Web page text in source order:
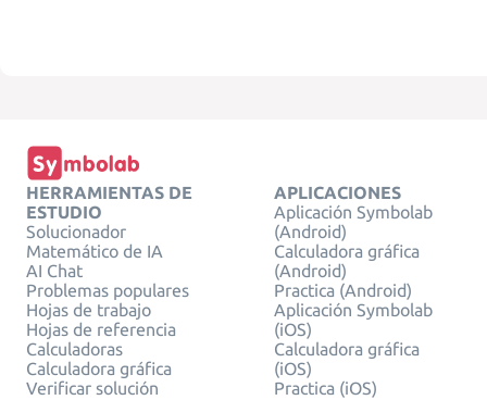
HERRAMIENTAS DE
ESTUDIO
Solucionador
Matemático de IA
AI Chat
Problemas populares
Hojas de trabajo
Hojas de referencia
Calculadoras
Calculadora gráfica
Verificar solución
APLICACIONES
Aplicación Symbolab
(Android)
Calculadora gráfica
(Android)
Practica (Android)
Aplicación Symbolab
(iOS)
Calculadora gráfica
(iOS)
Practica (iOS)